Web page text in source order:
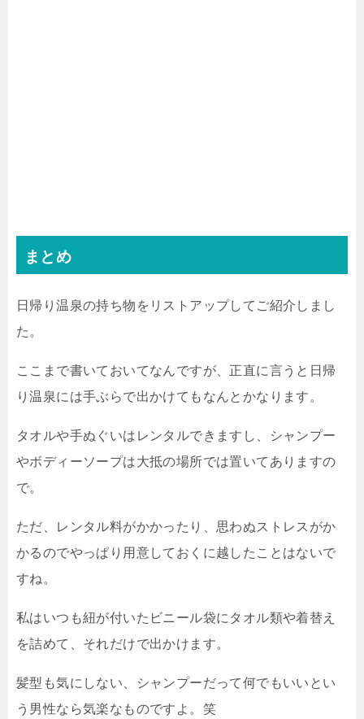
まとめ
日帰り温泉の持ち物をリストアップしてご紹介しまし
た。
ここまで書いておいてなんですが、正直に言うと日帰
り温泉には手ぶらで出かけてもなんとかなります。
タオルや手ぬぐいはレンタルできますし、シャンプー
やボディーソープは大抵の場所では置いてありますの
で。
ただ、レンタル料がかかったり、思わぬストレスがか
かるのでやっぱり用意しておくに越したことはないで
すね。
私はいつも紐が付いたビニール袋にタオル類や着替え
を詰めて、それだけで出かけます。
髪型も気にしない、シャンプーだって何でもいいとい
う男性なら気楽なものですよ。笑